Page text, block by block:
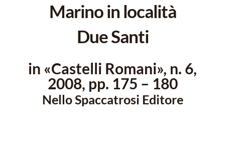
Marino in località
Due Santi
in «Castelli Romani», n. 6,
2008, pp. 175 – 180
Nello Spaccatrosi Editore